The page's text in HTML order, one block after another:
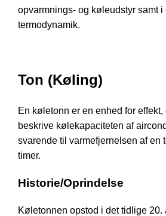
opvarmnings- og køleudstyr samt
termodynamik.
Ton (Køling)
En køletonn er en enhed for
beskrive kølekapaciteten af
svarende til varmefjernelsen af en
timer.
Historie/Oprindelse
Køletonnen opstod i det tidlige 20.